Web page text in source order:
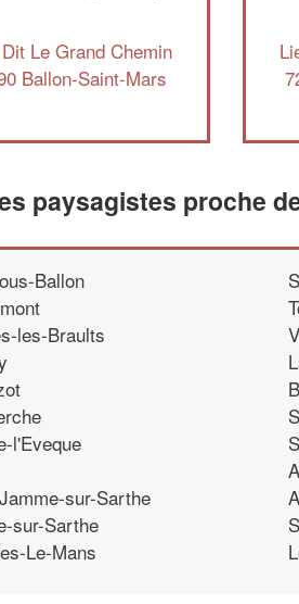
Le Grand Chemin
Ballon-Saint-Mars
paysagistes proche
Ballon
les-Braults
l'Eveque
sur-Sarthe
sur-Sarthe
Le-Mans